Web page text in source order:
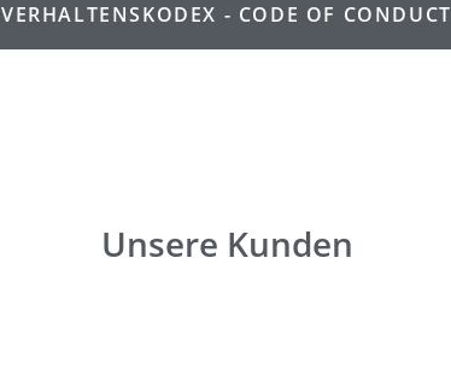
VERHALTENSKODEX - CODE OF CONDUCT
Unsere Kunden